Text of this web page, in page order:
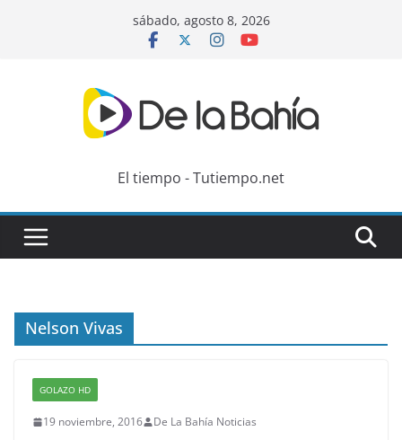
sábado, agosto 8, 2026
El tiempo - Tutiempo.net
Nelson Vivas
GOLAZO HD
19 noviembre, 2016 De La Bahía Noticias